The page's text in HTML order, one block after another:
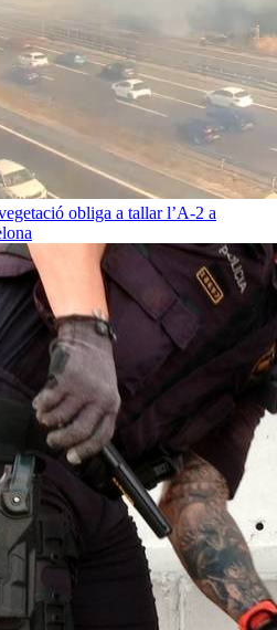
obliga a tallar l’A-2 a